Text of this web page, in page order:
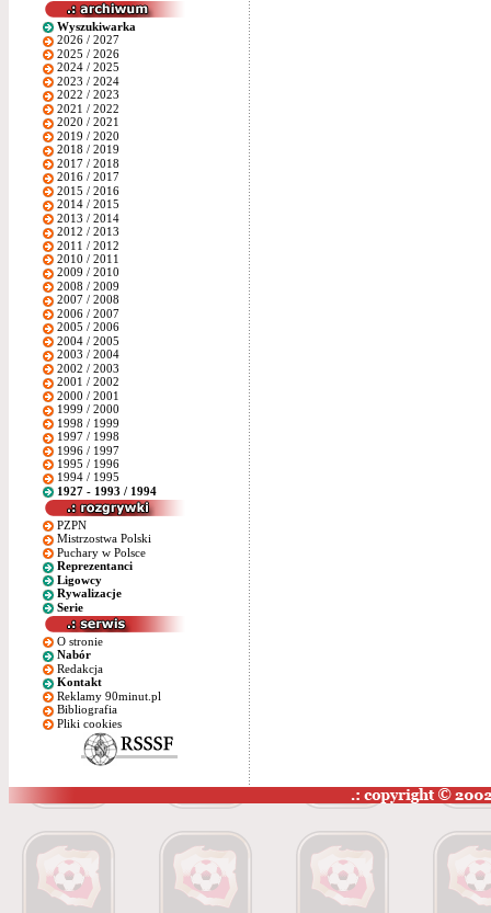
Wyszukiwarka
2026 / 2027
2025 / 2026
2024 / 2025
2023 / 2024
2022 / 2023
2021 / 2022
2020 / 2021
2019 / 2020
2018 / 2019
2017 / 2018
2016 / 2017
2015 / 2016
2014 / 2015
2013 / 2014
2012 / 2013
2011 / 2012
2010 / 2011
2009 / 2010
2008 / 2009
2007 / 2008
2006 / 2007
2005 / 2006
2004 / 2005
2003 / 2004
2002 / 2003
2001 / 2002
2000 / 2001
1999 / 2000
1998 / 1999
1997 / 1998
1996 / 1997
1995 / 1996
1994 / 1995
1927 - 1993 / 1994
PZPN
Mistrzostwa Polski
Puchary w Polsce
Reprezentanci
Ligowcy
Rywalizacje
Serie
O stronie
Nabór
Redakcja
Kontakt
Reklamy 90minut.pl
Bibliografia
Pliki cookies